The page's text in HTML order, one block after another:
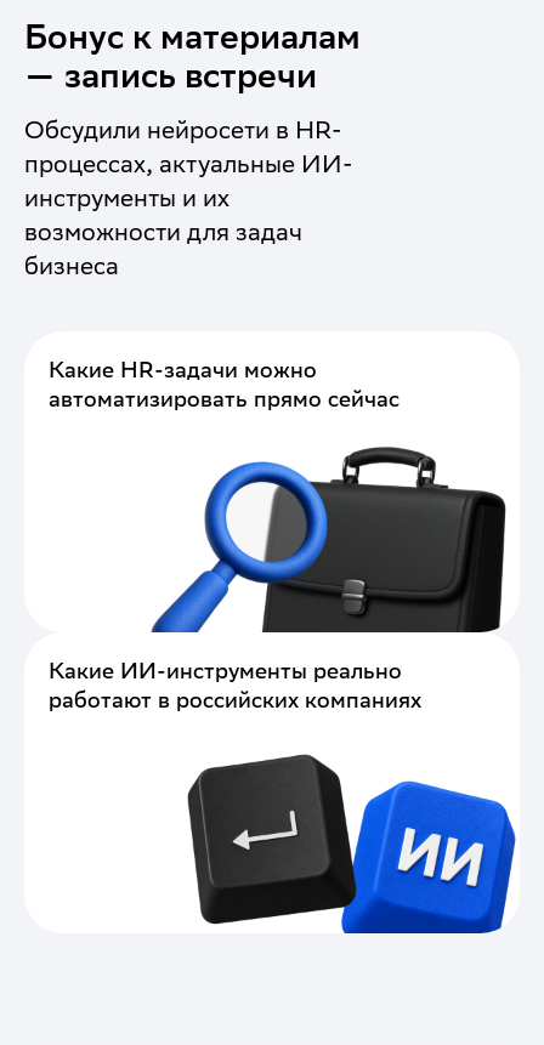
Бонус к материалам
— запись встречи
Обсудили нейросети в HR-
процессах, актуальные ИИ-
инструменты и их
возможности для задач
бизнеса
Какие HR-задачи можно
автоматизировать прямо сейчас
Какие ИИ-инструменты реально
работают в российских компаниях